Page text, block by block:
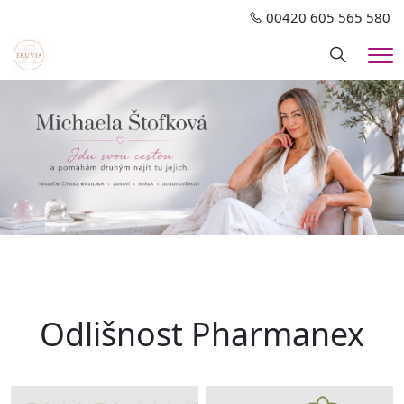
00420 605 565 580
Hledání
Odlišnost Pharmanex